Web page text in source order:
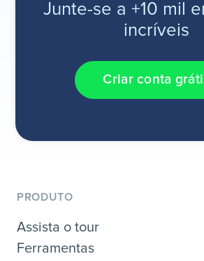
Junte-se a +10 mil
incríveis
Criar conta
PRODUTO
Assista o tour
Ferramentas